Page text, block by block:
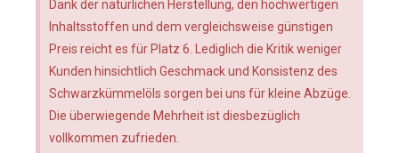
Dank der natürlichen Herstellung, den hochwertigen
Inhaltsstoffen und dem vergleichsweise günstigen
Preis reicht es für Platz 6. Lediglich die Kritik weniger
Kunden hinsichtlich Geschmack und Konsistenz des
Schwarzkümmelöls sorgen bei uns für kleine Abzüge.
Die überwiegende Mehrheit ist diesbezüglich
vollkommen zufrieden.